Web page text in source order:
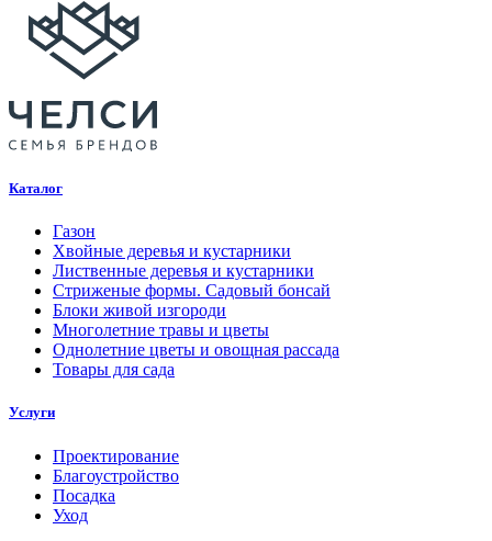
Каталог
Газон
Хвойные деревья и кустарники
Лиственные деревья и кустарники
Стриженые формы. Садовый бонсай
Блоки живой изгороди
Многолетние травы и цветы
Однолетние цветы и овощная рассада
Товары для сада
Услуги
Проектирование
Благоустройство
Посадка
Уход